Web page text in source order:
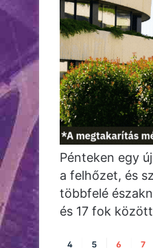
Pénteken egy
a felhőzet, és
többfelé
és 17 fok